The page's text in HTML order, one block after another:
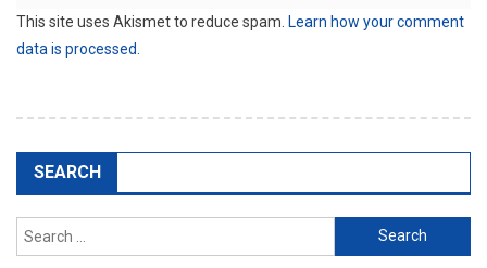
This site uses Akismet to reduce spam. Learn how your comment
data is processed.
SEARCH
Search
for: